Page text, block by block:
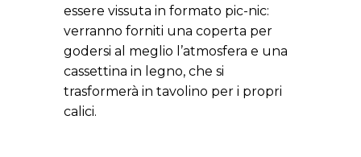
essere vissuta in formato pic-nic:
verranno forniti una coperta per
godersi al meglio l’atmosfera e una
cassettina in legno, che si
trasformerà in tavolino per i propri
calici.